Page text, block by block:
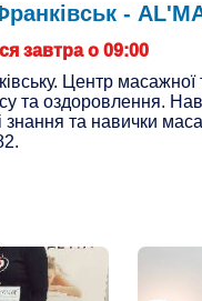
-
завтра о 09:00
Центр масажної
та оздоровлення.
знання та навички